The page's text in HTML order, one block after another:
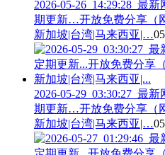
2026-05-26_14:29:28_最
期更新…开放免费分享（
新加坡|台湾|马来西亚|…
2026-05-29_03:30:27_最
期更新…开放免费分享（
新加坡|台湾|马来西亚|…